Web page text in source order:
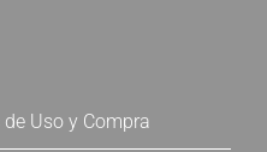
Uso y Compra